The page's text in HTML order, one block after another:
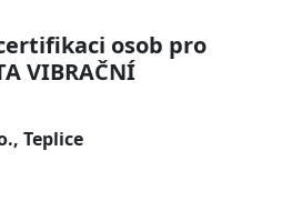
osob pro
VIBRAČNÍ
Teplice